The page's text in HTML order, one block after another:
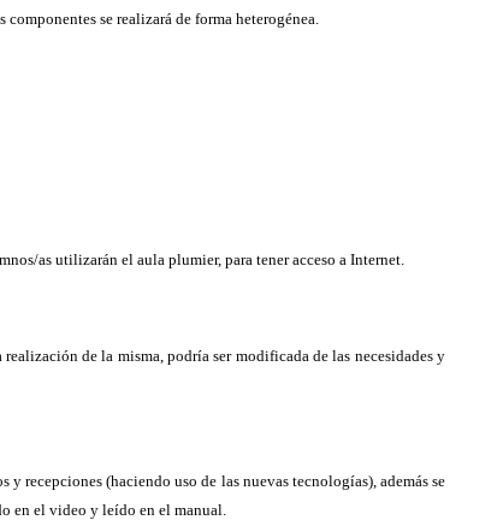
se realizará de forma heterogénea.
as utilizarán el aula plumier, para tener acceso a Internet.
de la misma, podría ser modificada de las necesidades y
recepciones (haciendo uso de las nuevas tecnologías), además se
en el video y leído en el manual.